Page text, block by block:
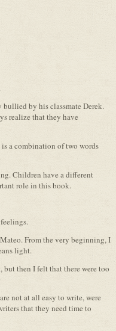
by his classmate Derek.
realize that they have
a combination of two words
Children have a different
role in this book.
From the very beginning, I
light.
then I felt that there were too
not at all easy to write, were
that they need time to